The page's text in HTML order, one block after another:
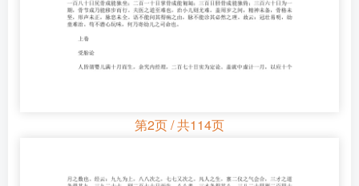
第2页 / 共114页